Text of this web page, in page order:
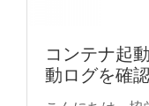
コンテナ起
動ログを確